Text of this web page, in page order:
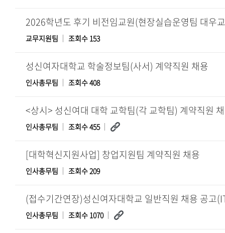
교무지원팀 조회수 153
성신여자대학교 학술정보팀(사서) 계약직원 채용
인사총무팀 조회수 408
<상시> 성신여대 대학 교학팀(각 교학팀) 계약직원
인사총무팀 조회수 455
[대학혁신지원사업] 창업지원팀 계약직원 채용
인사총무팀 조회수 209
(접수기간연장)성신여자대학교 일반직원 채용 공고
인사총무팀 조회수 1070